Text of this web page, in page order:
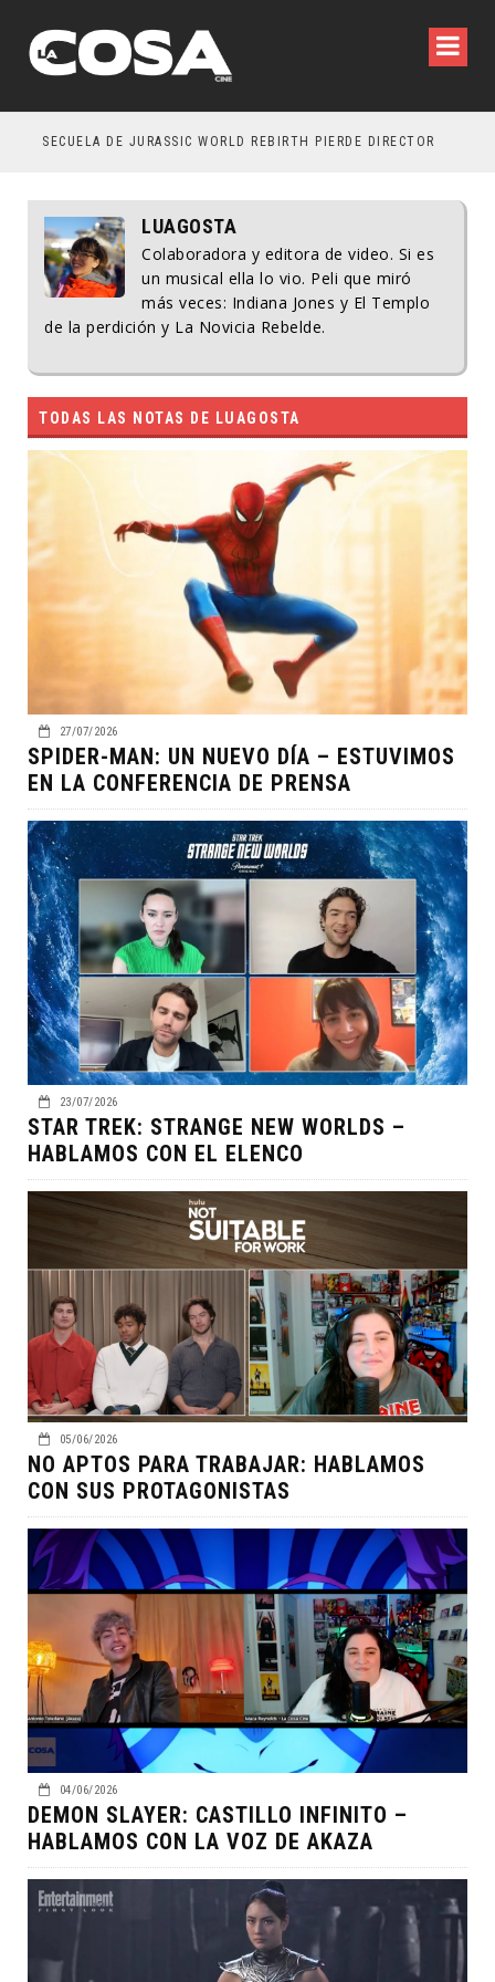
SECUELA DE JURASSIC WORLD REBIRTH PIERDE DIRECTOR
LUAGOSTA
Colaboradora y editora de video. Si es
un musical ella lo vio. Peli que miró
más veces: Indiana Jones y El Templo
de la perdición y La Novicia Rebelde.
TODAS LAS NOTAS DE LUAGOSTA
27/07/2026
SPIDER-MAN: UN NUEVO DÍA – ESTUVIMOS
EN LA CONFERENCIA DE PRENSA
23/07/2026
STAR TREK: STRANGE NEW WORLDS –
HABLAMOS CON EL ELENCO
05/06/2026
NO APTOS PARA TRABAJAR: HABLAMOS
CON SUS PROTAGONISTAS
04/06/2026
DEMON SLAYER: CASTILLO INFINITO –
HABLAMOS CON LA VOZ DE AKAZA